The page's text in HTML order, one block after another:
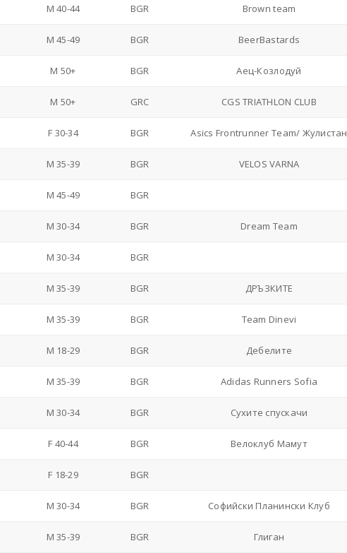
M 40-44 BGR Brown team
M 45-49 BGR BeerBastards
M 50+ BGR Аец-Козлодуй
M 50+ GRC CGS TRIATHLON CLUB
F 30-34 BGR Asics Frontrunner Team/ Жулистан
M 35-39 BGR VELOS VARNA
M 45-49 BGR
M 30-34 BGR Dream Team
M 30-34 BGR
M 35-39 BGR ДРЪЗКИТЕ
M 35-39 BGR Team Dinevi
M 18-29 BGR Дебелите
M 35-39 BGR Adidas Runners Sofia
M 30-34 BGR Сухите спускачи
F 40-44 BGR Велоклуб Мамут
F 18-29 BGR
M 30-34 BGR Софийски Планински Клуб
M 35-39 BGR Глиган